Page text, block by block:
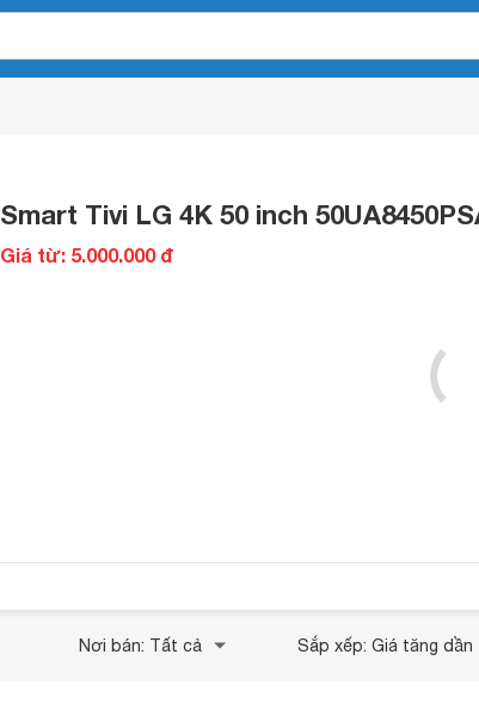
Smart Tivi LG 4K 50 inch
Giá từ: 5.000.000 đ
Nơi bán: Tất cả Sắp xếp: Giá tăng dần